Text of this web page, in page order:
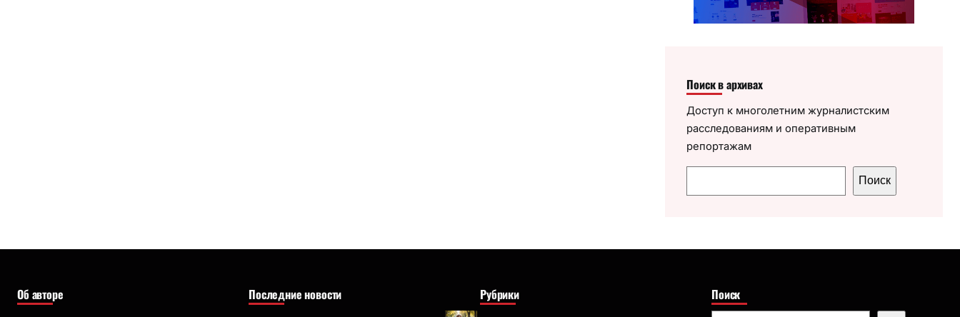
Поиск в архивах
Доступ к многолетним журналистским
расследованиям и оперативным
репортажам
о
Поиск
Об авторе Последние новости Рубрики Поиск